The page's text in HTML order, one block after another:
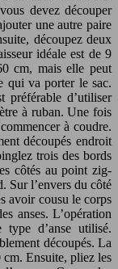
devez découper
une autre paire
découpez deux
idéale est de 9
cm, mais elle peut
qui va porter le sac.
préférable d’utiliser
à ruban. Une fois
à coudre.
découpés endroit
trois des bords
côtés au point zig-
Sur l’envers du côté
avoir cousu le corps
anses. L’opération
d’anse utilisé.
découpés. La
cm. Ensuite, pliez les